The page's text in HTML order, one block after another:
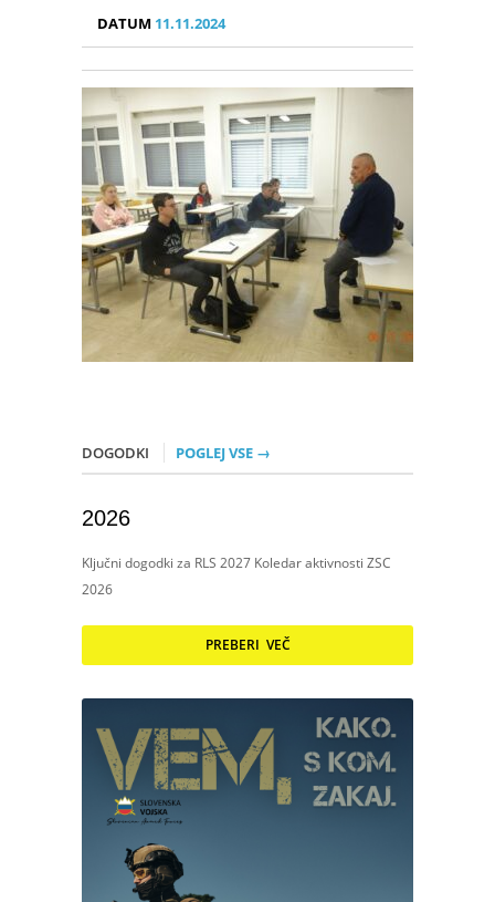
DATUM 11.11.2024
DOGODKI POGLEJ VSE →
2026
Ključni dogodki za RLS 2027 Koledar aktivnosti ZSC
2026
PREBERI VEČ